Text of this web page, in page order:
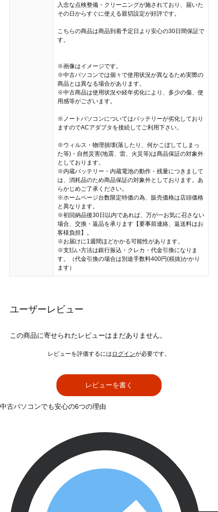
入念な点検整備・クリーニングが施されており、届いた
その日からすぐに使える親切設定が好評です。
こちらの商品は商品到着予定日より安心の30日間保証で
す。
※画像はイメージです。
※中古パソコンでは個々で使用状況が異なるため実際の
商品とは異なる場合があります。
※中古商品は使用状況や経年劣化により、多少の傷、使
用感等がございます。
※ノートパソコンについてはバッテリーが劣化しており
ますのでACアダプタを接続してご利用下さい。
※ウィルス・物理損壊(落したり、何かこぼしてしまっ
た等)・自然災害(地震、雷、火災等)は商品保証の対象外
としております。
※内蔵バッテリー・内蔵電池の動作・残量につきまして
は、消耗品のため商品保証の対象外としております。あ
らかじめご了承ください。
※ホームページ台数限定特価の為、販売価格は店頭価格
と異なります。
※初回納品後30日以内であれば、万が一お気に召さない
場合、交換・返品を承ります【要事前連絡、返送料はお
客様負担】。
※お届けに1週間ほどかかる可能性があります。
※支払い方法は銀行振込・クレカ・代金引換になりま
す。（代金引換の場合は別途手数料400円(税抜)かかり
ます）
ユーザーレビュー
この商品に寄せられたレビューはまだありません。
レビューを評価するには ログインが必要です。
レビューを書く
中古パソコンでも安心の6つの理由